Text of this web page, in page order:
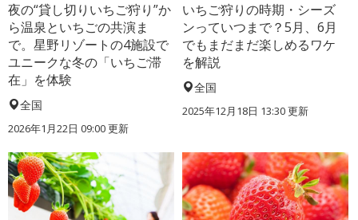
夜の“貸し切りいちご狩り”か
ら温泉といちごの共演ま
で。星野リゾートの4施設で
ユニークな冬の「いちご滞
在」を体験
全国
2026年1月22日 09:00 更新
いちご狩りの時期・シーズ
ンっていつまで？5月、6月
でもまだまだ楽しめるワケ
を解説
全国
2025年12月18日 13:30 更新